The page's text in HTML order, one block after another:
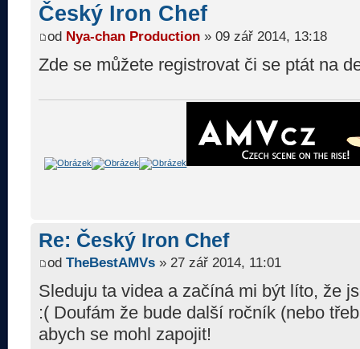
Český Iron Chef
od Nya-chan Production » 09 zář 2014, 13:18
Zde se můžete registrovat či se ptát na
Re: Český Iron Chef
od TheBestAMVs » 27 zář 2014, 11:01
Sleduju ta videa a začíná mi být líto, že
:( Doufám že bude další ročník (nebo
abych se mohl zapojit!